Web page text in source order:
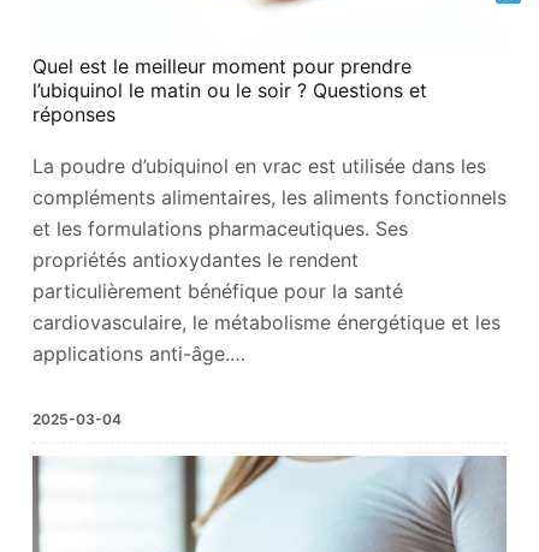
Quel est le meilleur moment pour prendre
l’ubiquinol le matin ou le soir ? Questions et
réponses
La poudre d’ubiquinol en vrac est utilisée dans les
compléments alimentaires, les aliments fonctionnels
et les formulations pharmaceutiques. Ses
propriétés antioxydantes le rendent
particulièrement bénéfique pour la santé
cardiovasculaire, le métabolisme énergétique et les
applications anti-âge.…
2025-03-04